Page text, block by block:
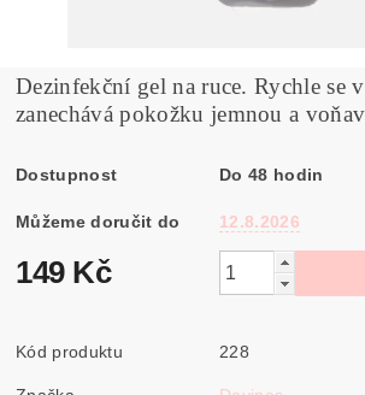
Dezinfekční gel na ruce. Rychle se
zanechává pokožku jemnou a
Dostupnost Do 48 hodin
Můžeme doručit do 12.8.2026
149 Kč
Kód produktu 228